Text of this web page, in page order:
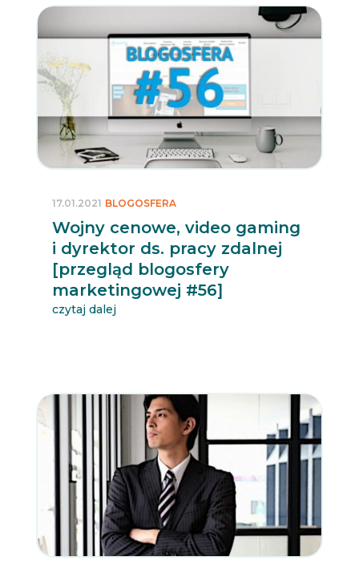
Wojny cenowe, video gaming
i dyrektor ds. pracy zdalnej
[przegląd blogosfery
marketingowej #56]
17.01.2021 BLOGOSFERA
czytaj dalej